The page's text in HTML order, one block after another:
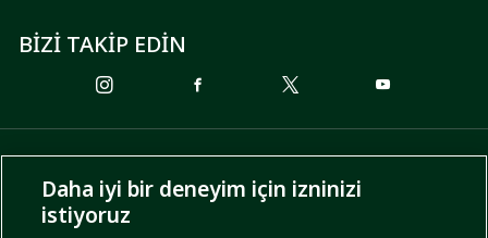
BİZİ TAKİP EDİN
ÖDEME SEÇENEKLERİ
Daha iyi bir deneyim için izninizi
istiyoruz